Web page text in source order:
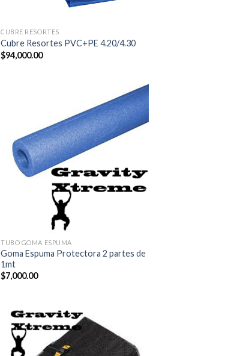
CUBRE RESORTES
Cubre Resortes PVC+PE 4.20/4.30
$94,000.00
TUBO GOMA ESPUMA
Goma Espuma Protectora 2 partes de
1mt
$7,000.00